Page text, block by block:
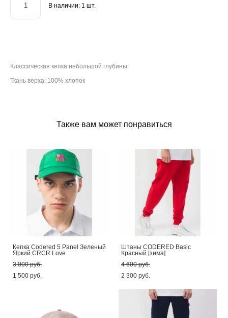
В наличии: 1 шт.
Классическая кепка небольшой глубины.
Ткань верха: 100% хлопок
Также вам может понравиться
Кепка Codered 5 Panel Зеленый
Яркий CRCR Love
3 000 pуб.
1 500 pуб.
Штаны CODERED Basic
Красный [зима]
4 600 pуб.
2 300 pуб.